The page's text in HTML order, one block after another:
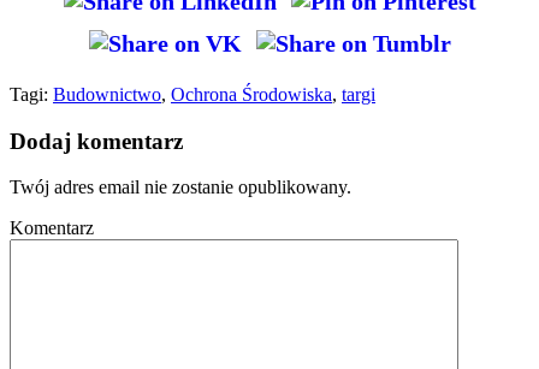
Tagi: Budownictwo, Ochrona Środowiska, targi
Dodaj komentarz
Twój adres email nie zostanie opublikowany.
Komentarz